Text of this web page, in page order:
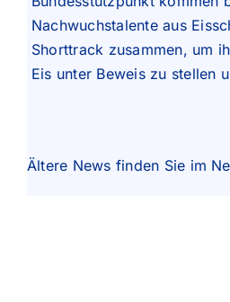
Nachwuchstalente aus
Shorttrack zusammen, um
Eis unter Beweis zu stellen
Ältere News finden Sie im